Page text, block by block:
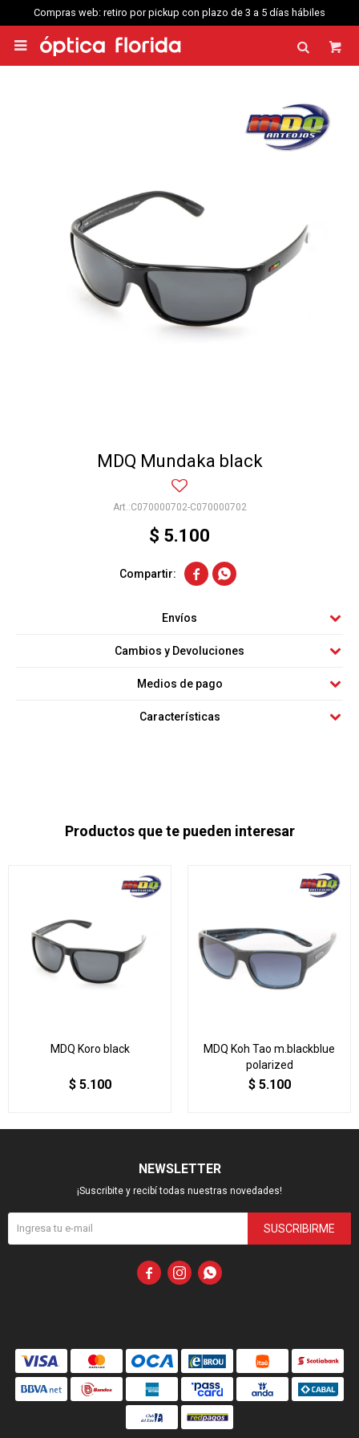
Compras web: retiro por pickup con plazo de 3 a 5 días hábiles

MDQ Mundaka black
C070000702-C070000702
$ 5.100
 
Envíos
Cambios y Devoluciones
Medios de pago
Características
Productos que te pueden interesar
MDQ Koro black
$ 5.100
MDQ Koh Tao m.blackblue
polarized
$ 5.100
NEWSLETTER
¡Suscribite y recibí todas nuestras novedades!
SUSCRIBIRME
  